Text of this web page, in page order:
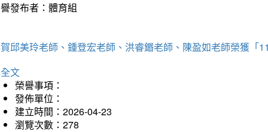
發布者：體育組
邱美玲老師、鍾登宏老師、洪睿鍲老師、陳盈如老師榮獲「
文
榮譽事項：
發佈單位：
建立時間：2026-04-23
瀏覽次數：278